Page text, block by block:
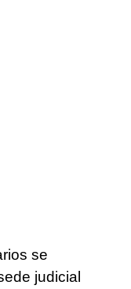
se
judicial